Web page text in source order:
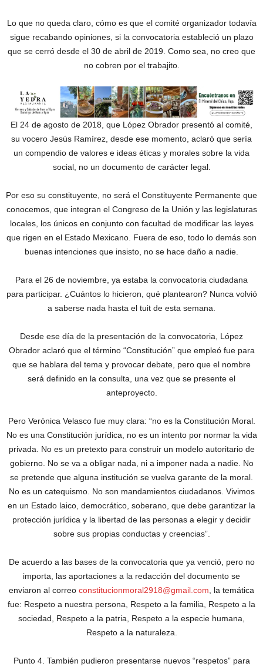
Lo que no queda claro, cómo es que el comité organizador todavía
sigue recabando opiniones, si la convocatoria estableció un plazo
que se cerró desde el 30 de abril de 2019. Como sea, no creo que
no cobren por el trabajito.
El 24 de agosto de 2018, que López Obrador presentó al comité,
su vocero Jesús Ramírez, desde ese momento, aclaró que sería
un compendio de valores e ideas éticas y morales sobre la vida
social, no un documento de carácter legal.
Por eso su constituyente, no será el Constituyente Permanente que
conocemos, que integran el Congreso de la Unión y las legislaturas
locales, los únicos en conjunto con facultad de modificar las leyes
que rigen en el Estado Mexicano. Fuera de eso, todo lo demás son
buenas intenciones que insisto, no se hace daño a nadie.
Para el 26 de noviembre, ya estaba la convocatoria ciudadana
para participar. ¿Cuántos lo hicieron, qué plantearon? Nunca volvió
a saberse nada hasta el tuit de esta semana.
Desde ese día de la presentación de la convocatoria, López
Obrador aclaró que el término “Constitución” que empleó fue para
que se hablara del tema y provocar debate, pero que el nombre
será definido en la consulta, una vez que se presente el
anteproyecto.
Pero Verónica Velasco fue muy clara: “no es la Constitución Moral.
No es una Constitución jurídica, no es un intento por normar la vida
privada. No es un pretexto para construir un modelo autoritario de
gobierno. No se va a obligar nada, ni a imponer nada a nadie. No
se pretende que alguna institución se vuelva garante de la moral.
No es un catequismo. No son mandamientos ciudadanos. Vivimos
en un Estado laico, democrático, soberano, que debe garantizar la
protección jurídica y la libertad de las personas a elegir y decidir
sobre sus propias conductas y creencias”.
De acuerdo a las bases de la convocatoria que ya venció, pero no
importa, las aportaciones a la redacción del documento se
enviaron al correo constitucionmoral2918@gmail.com , la temática
fue: Respeto a nuestra persona, Respeto a la familia, Respeto a la
sociedad, Respeto a la patria, Respeto a la especie humana,
Respeto a la naturaleza.
Punto 4. También pudieron presentarse nuevos “respetos” para